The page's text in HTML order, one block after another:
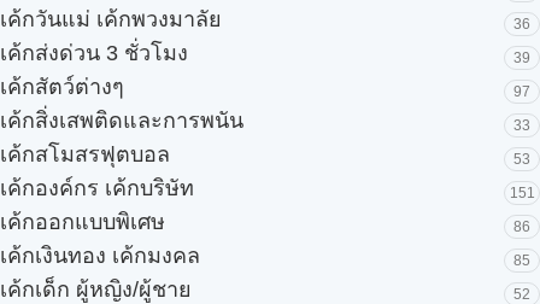
เค้กวันแม่ เค้กพวงมาลัย 36
เค้กส่งด่วน 3 ชั่วโมง 39
เค้กสัตว์ต่างๆ 97
เค้กสิ่งเสพติดและการพนัน 33
เค้กสโมสรฟุตบอล 53
เค้กองค์กร เค้กบริษัท 151
เค้กออกแบบพิเศษ 86
เค้กเงินทอง เค้กมงคล 85
เค้กเด็ก ผู้หญิง/ผู้ชาย 52